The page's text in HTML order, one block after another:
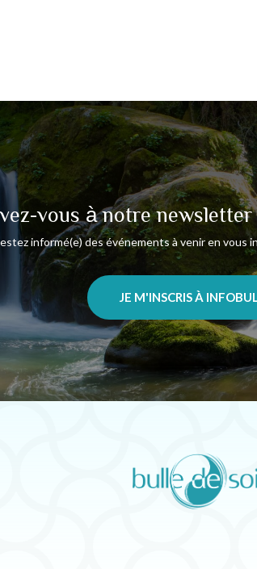
vous à notre
informé(e) des événements à venir en vous
JE M'INSCRIS À